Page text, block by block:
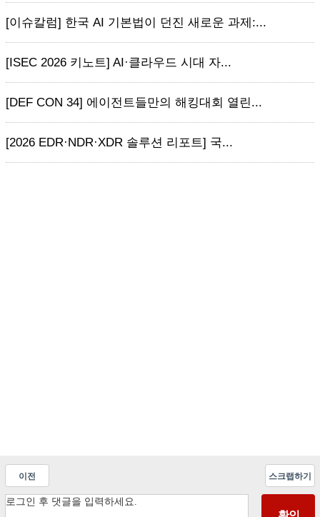
[이슈칼럼] 한국 AI 기본법이 던진 새로운 과제:...
[ISEC 2026 키노트] AI·클라우드 시대 자...
[DEF CON 34] 에이전트들만의 해킹대회 열린...
[2026 EDR·NDR·XDR 솔루션 리포트] 국...
이전 스크랩하기